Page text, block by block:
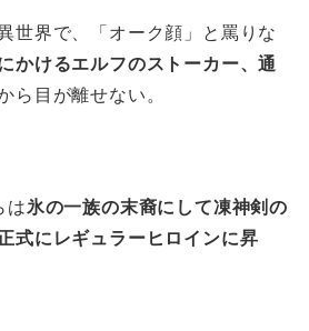
世界で、「オーク顔」と罵りな
かけるエルフのストーカー、通
ら目が離せない。
は氷の一族の末裔にして凍神剣の
式にレギュラーヒロインに昇